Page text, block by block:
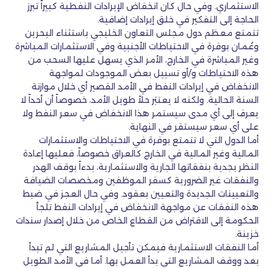
الاستثماري. وفي حال كان انخفاض الإيرادات النفطية كبيراً تبرز
الحاجة إلى التفكير في خلق إيرادات إضافية.
تتمتع معظم دول مجلس التعاون الخليجي باستثناء البحرين
وعُمان بوفرة في الاحتياطات الأجنبية وفي الاستثمارات المباشرة
وغير المباشرة في الخارج، الأمر الذي يسهل عليها السحب من
هذه الاحتياطات و/أو تسييل بعض الموجودات لمواجهة
الانخفاض في إيرادات النفط في الأمد القصير أي خلال موازنة
السنة الحالية. ولكنه لا يعتبَر حلاً طويل الأمد، خصوصاً أن أحداً لا
يعرف إلى أي مدى سيستمر هذا الانخفاض في سعر النفط ولا
على أي سعر سيستقر في النهاية.
أما الدول التي لا تتمتع بوفرة في الاحتياطات والاستثمارات
المالية وغير المالية في الخارج كالعراق خصوصاً، فعليها إعادة
النظر بجدية بنفقاتها الجارية والاستثمارية، بدءاً بوقف الهدر
والنفقات غير الضرورية كسفر الموظفين ومخصصات الضيافة
والتعيينات الجديدة والتعيين بعقود. وفي حال العجز في ضبط
هذه النفقات عن مواجهة الانخفاض في إيرادات النفط تلجأ
الحكومة إلى الاقتراض من القطاع الخاص من خلال إصدار سندات
خزينة.
أما النفقات الاستثمارية فيمكن تأجيل المشاريع التي لم تبدأ
بعد ووقف المشاريع التي بدأ العمل بها. أما في الأمد الطويل